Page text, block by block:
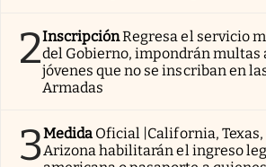
2InscripciónRegresa el servicio
del Gobierno, impondrán multas
jóvenes que no se inscriban en
Armadas
3Medida Oficial |California,
Arizona habilitarán el ingreso